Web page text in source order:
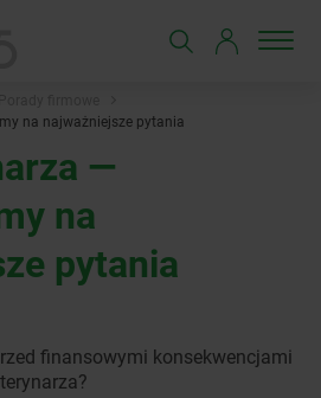
na najważniejsze pytania
—
na
pytania
finansowymi konsekwencjami